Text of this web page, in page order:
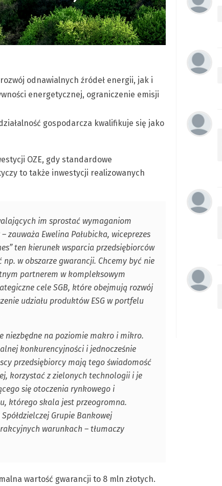
odnawialnych źródeł energii, jak i
energetycznej, ograniczenie emisji
gospodarcza kwalifikuje się jako
OZE, gdy standardowe
to także inwestycji realizowanych
im sprostać wymaganiom
zauważa Ewelina Pałubicka, wiceprezes
ten kierunek wsparcia przedsiębiorców
w obszarze gwarancji. Chcemy być nie
partnerem w kompleksowym
cele SGB, które obejmują rozwój
udziału produktów ESG w portfelu
niezbędne na poziomie makro i mikro.
konkurencyjności i jednocześnie
przedsiębiorcy mają tego świadomość
korzystać z zielonych technologii i je
się otoczenia rynkowego i
którego skala jest przeogromna.
Grupie Bankowej
warunkach – tłumaczy
wartość gwarancji to 8 mln złotych.